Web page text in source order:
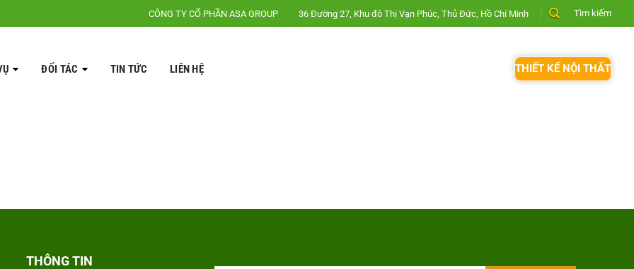
CÔNG TY CỔ PHẦN ASA GROUP 36 Đường 27, Khu đô Thị Vạn Phúc, Thủ Đức, Hồ Chí Minh Tìm kiếm
ĐỐI TÁC TIN TỨC LIÊN HỆ THIẾT KẾ NỘI THẤT
THÔNG TIN